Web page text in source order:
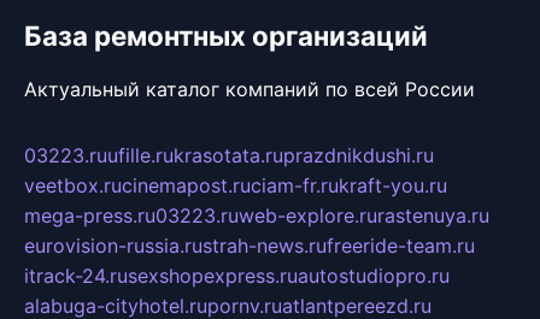
База ремонтных организаций
Актуальный каталог компаний по всей России
03223.ruufille.rukrasotata.ruprazdnikdushi.ru
veetbox.rucinemapost.ruciam-fr.rukraft-you.ru
mega-press.ru03223.ruweb-explore.rurastenuya.ru
eurovision-russia.rustrah-news.rufreeride-team.ru
itrack-24.rusexshopexpress.ruautostudiopro.ru
alabuga-cityhotel.rupornv.ruatlantpereezd.ru